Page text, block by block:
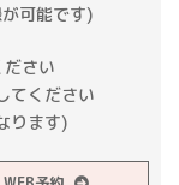
可能です)
さい
てください
ります)